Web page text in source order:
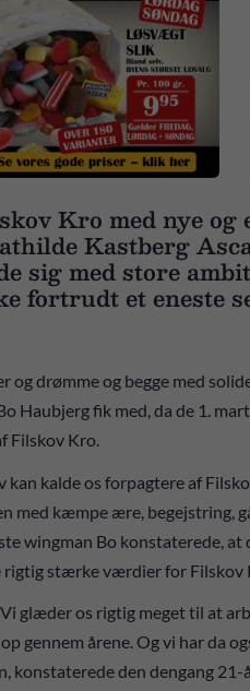
Kro med nye
Kastberg
sig med store
fortrudt et eneste
og drømme og begge med
Haubjerg fik med, da de 1.
Filskov Kro.
kalde os forpagtere af
med kæmpe ære, begejstring,
wingman Bo konstaterede,
rigtig stærke værdier for Filskov
glæder os rigtig meget til at
gennem årene. Og vi har da
den dengang 21-